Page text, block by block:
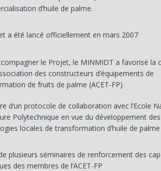
d’huile de palme.
a été lancé officiellement en mars 2007
le Projet, le MINMIDT a favorisé la
des constructeurs d’équipements de
de fruits de palme (ACET-FP)
d’un protocole de collaboration avec l’Ecole
Polytechnique en vue du développement des
locales de transformation d’huile de palme
plusieurs séminaires de renforcement des
des membres de l’ACET-FP